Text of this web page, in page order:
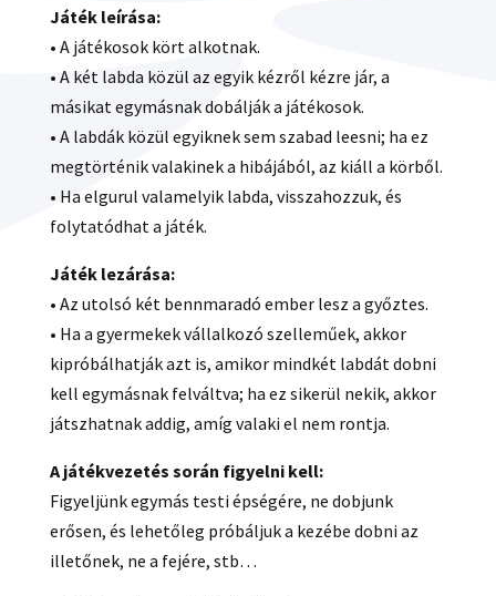
Játék leírása:
• A játékosok kört alkotnak.
• A két labda közül az egyik kézről kézre jár, a
másikat egymásnak dobálják a játékosok.
• A labdák közül egyiknek sem szabad leesni; ha ez
megtörténik valakinek a hibájából, az kiáll a körből.
• Ha elgurul valamelyik labda, visszahozzuk, és
folytatódhat a játék.
Játék lezárása:
• Az utolsó két bennmaradó ember lesz a győztes.
• Ha a gyermekek vállalkozó szelleműek, akkor
kipróbálhatják azt is, amikor mindkét labdát dobni
kell egymásnak felváltva; ha ez sikerül nekik, akkor
játszhatnak addig, amíg valaki el nem rontja.
A játékvezetés során figyelni kell:
Figyeljünk egymás testi épségére, ne dobjunk
erősen, és lehetőleg próbáljuk a kezébe dobni az
illetőnek, ne a fejére, stb…